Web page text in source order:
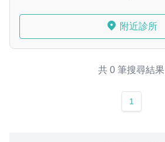
附近診所
共 0 筆搜尋結果
1